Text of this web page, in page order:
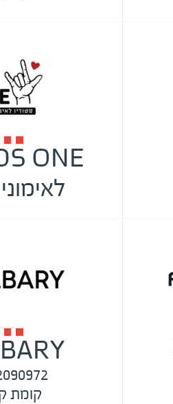
קומת